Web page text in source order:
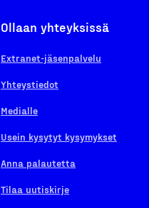
Ollaan yhteyksissä
Extranet-jäsenpalvelu
Yhteystiedot
Medialle
Usein kysytyt kysymykset
Anna palautetta
Tilaa uutiskirje